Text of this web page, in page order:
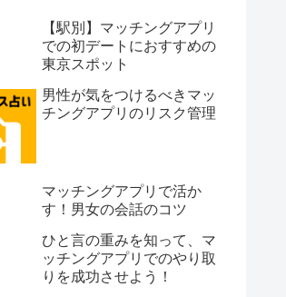
【駅別】マッチングアプリ
での初デートにおすすめの
東京スポット
男性が気をつけるべきマッ
チングアプリのリスク管理
マッチングアプリで活か
す！男女の会話のコツ
ひと言の重みを知って、マ
ッチングアプリでのやり取
りを成功させよう！